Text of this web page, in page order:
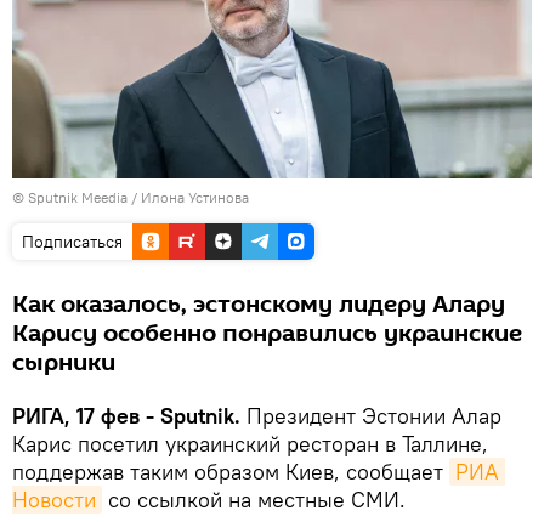
© Sputnik Meedia / Илона Устинова
Подписаться
Как оказалось, эстонскому лидеру Алару
Карису особенно понравились украинские
сырники
РИГА, 17 фев - Sputnik. Президент Эстонии Алар
Карис посетил украинский ресторан в Таллине,
поддержав таким образом Киев, сообщает РИА
Новости со ссылкой на местные СМИ.